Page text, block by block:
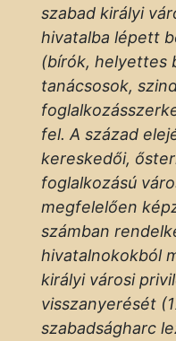
szabad királyi
hivatalba lépett
(bírók, helyettes
tanácsosok,
fel. A század
kereskedői,
foglalkozású
megfelelően
számban
hivatalnokokból
királyi városi
visszanyerését
szabadságharc